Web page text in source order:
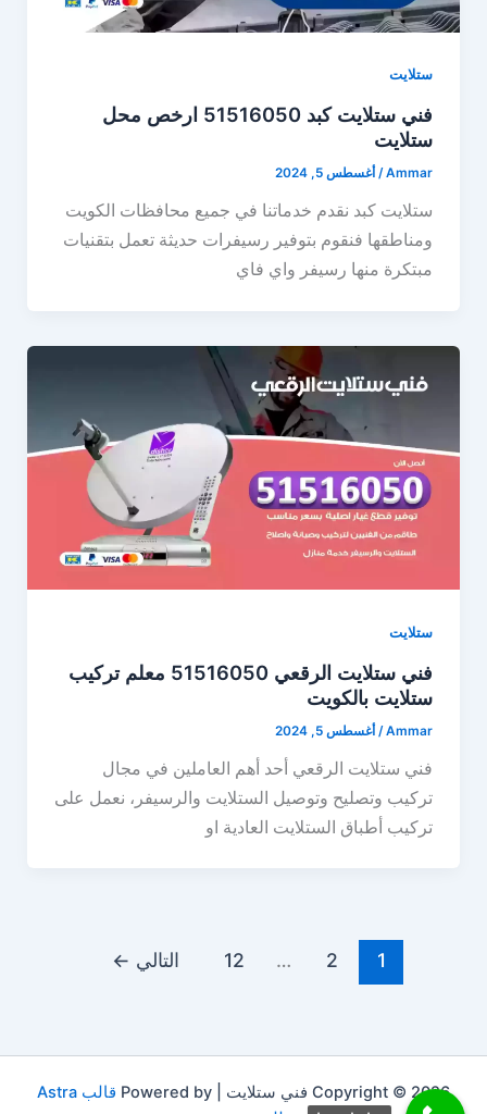
ستلايت
فني ستلايت كبد 51516050 ارخص محل
ستلايت
Ammar
/ أغسطس 5, 2024
ستلايت كبد نقدم خدماتنا في جميع محافظات الكويت
ومناطقها فنقوم بتوفير رسيفرات حديثة تعمل بتقنيات
مبتكرة منها رسيفر واي فاي
ستلايت
فني ستلايت الرقعي 51516050 معلم تركيب
ستلايت بالكويت
Ammar
/ أغسطس 5, 2024
فني ستلايت الرقعي أحد أهم العاملين في مجال
تركيب وتصليح وتوصيل الستلايت والرسيفر، نعمل على
تركيب أطباق الستلايت العادية او
1
2
…
12 التالي ←
Copyright © 2026 فني ستلايت | Powered by
قالب Astra